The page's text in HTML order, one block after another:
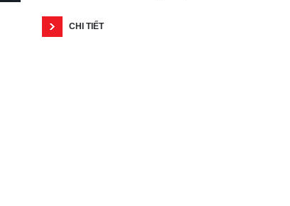
CHI TIẾT